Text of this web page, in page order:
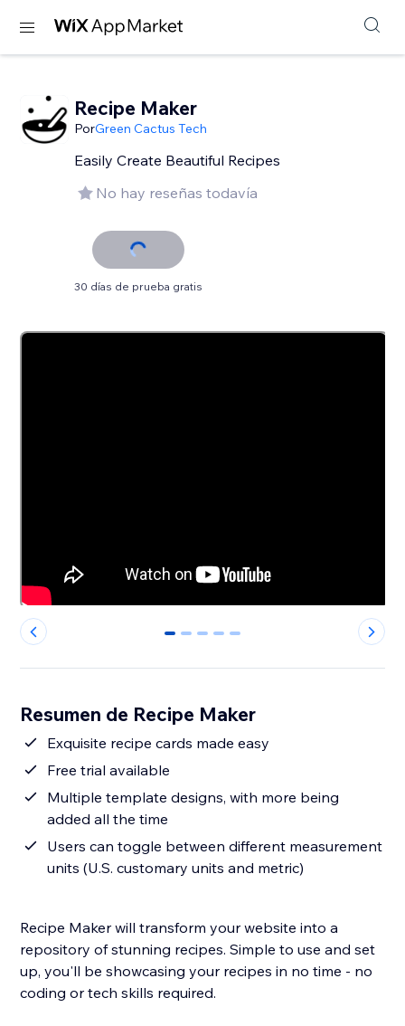
Recipe Maker
PorGreen Cactus Tech
Easily Create Beautiful Recipes
No hay reseñas todavía
30 días de prueba gratis
0 1 2 3 4
Resumen de Recipe Maker
Exquisite recipe cards made easy
Free trial available
Multiple template designs, with more being
added all the time
Users can toggle between different measurement
units (U.S. customary units and metric)
Recipe Maker will transform your website into a
repository of stunning recipes. Simple to use and set
up, you'll be showcasing your recipes in no time - no
coding or tech skills required.